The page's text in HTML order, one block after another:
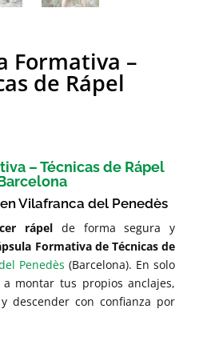
Formativa –
de Rápel
– Técnicas de Rápel
Vilafranca del Penedès
rápel de forma segura y
Formativa de Técnicas de
Penedès (Barcelona). En solo
montar tus propios anclajes,
descender con confianza por